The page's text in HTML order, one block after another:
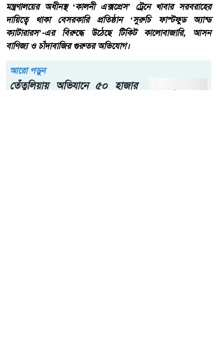
মন্ত্রণালয়ের অধীনস্থ ‘কালনী এক্সপ্রেস’ ট্রেনে খাবার সরবরাহের
দায়িত্বে থাকা বেসরকারি প্রতিষ্ঠান ‘সুরুচি ফাস্টফুড অ্যান্ড
ক্যাটারারস’-এর বিরুদ্ধে উঠেছে টিকিট কালোবাজারি, আসন
বাণিজ্য ও চাঁদাবাজির গুরুতর অভিযোগ।
আরো পড়ুন
তেঁতুলিয়ায় অভিযানে ৫০ হাজার